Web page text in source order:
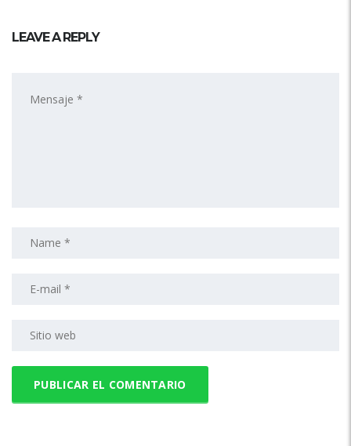
LEAVE A REPLY